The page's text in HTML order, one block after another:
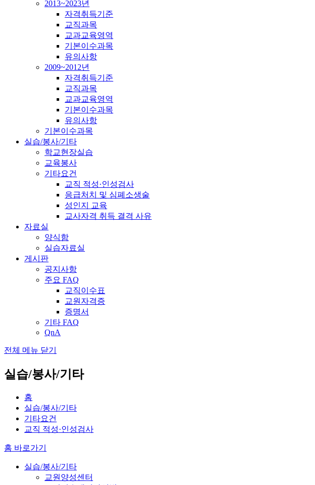
2013~2023년
자격취득기준
교직과목
교과교육영역
기본이수과목
유의사항
2009~2012년
자격취득기준
교직과목
교과교육영역
기본이수과목
유의사항
기본이수과목
실습/봉사/기타
학교현장실습
교육봉사
기타요건
교직 적성·인성검사
응급처치 및 심폐소생술
성인지 교육
교사자격 취득 결격 사유
자료실
양식함
실습자료실
게시판
공지사항
주요 FAQ
교직이수표
교원자격증
증명서
기타 FAQ
QnA
전체 메뉴 닫기
실습/봉사/기타
홈
실습/봉사/기타
기타요건
교직 적성·인성검사
홈 바로가기
실습/봉사/기타
교원양성센터